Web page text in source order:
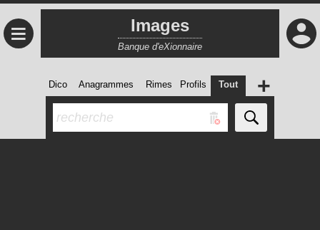
≡ Images
Banque d'eXionnaire
Dico Anagrammes Rimes Profils Tout +